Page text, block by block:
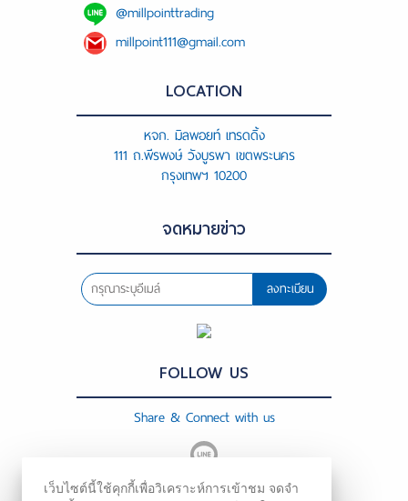
@millpointtrading
millpoint111@gmail.com
LOCATION
หจก. มิลพอยท์ เทรดดิ้ง
111 ถ.พีรพงษ์ วังบูรพา เขตพระนคร
กรุงเทพฯ 10200
จดหมายข่าว
ลงทะเบียน
FOLLOW US
Share & Connect with us
เว็บไซต์นี้ใช้คุกกี้เพื่อวิเคราะห์การเข้าชม จดจำ